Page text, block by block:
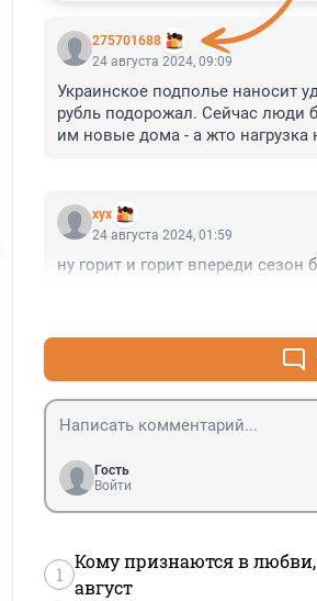
275701688
24 августа 2024, 09:09
Украинское подполье наносит
рубль подорожал. Сейчас люди
им новые дома - а жто
было не 18 а все 40 сто бы
глядишь и добьют потом как
хух
24 августа 2024, 01:59
ну горит и горит впереди
Гость
Войти
1
Кому признаются в
август